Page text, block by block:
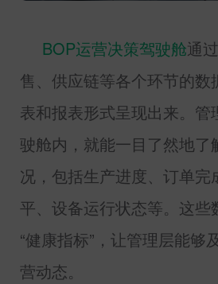
BOP运营决策驾驶舱通
售、供应链等各个环节的数
表和报表形式呈现出来。管
驶舱内，就能一目了然地了
况，包括生产进度、订单完
平、设备运行状态等。这些
“健康指标”，让管理层能够
营动态。